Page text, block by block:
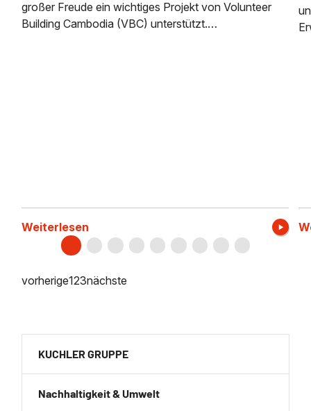
großer Freude ein wichtiges Projekt von Volunteer
Building Cambodia (VBC) unterstützt.…
Weiterlesen
vorherige123nächste
KUCHLER GRUPPE
Nachhaltigkeit & Umwelt